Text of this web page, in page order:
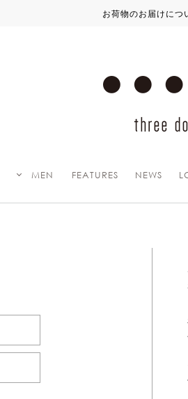
お荷物のお届けにつ
MEN FEATURES NEWS